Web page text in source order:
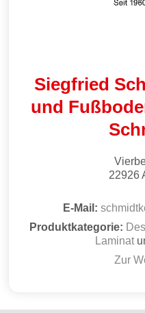
Siegfried
und
22926
E-Mail:
Produktkategorie:
Laminat
Zur